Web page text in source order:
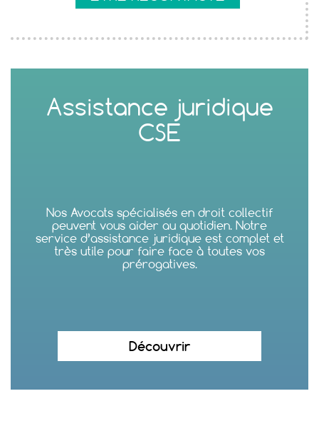
Assistance juridique
CSE
Nos Avocats spécialisés en droit collectif
peuvent vous aider au quotidien. Notre
service d’assistance juridique est complet et
très utile pour faire face à toutes vos
prérogatives.
Découvrir